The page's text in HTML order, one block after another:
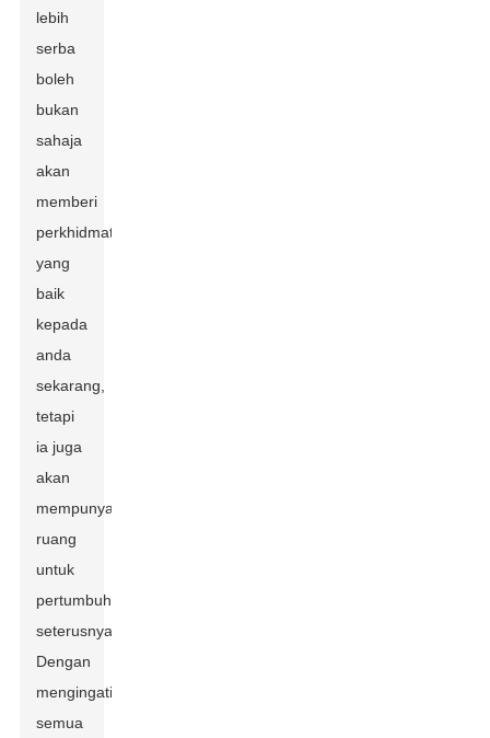
lebih
serba
boleh
bukan
sahaja
akan
memberi
perkhidmatan
yang
baik
kepada
anda
sekarang,
tetapi
ia juga
akan
mempunyai
ruang
untuk
pertumbuhan
seterusnya.
Dengan
mengingati
semua